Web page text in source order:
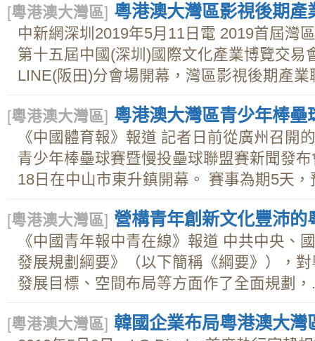
[粵港澳大灣區] 粵港澳大灣區影視後期產
中新網深圳2019年5月11日電 2019首屆灣
第十五屆中國(深圳)國際文化產業博覽交易
LINE(阪田)分會場開幕，灣區影視後期產業
[粵港澳大灣區] 粵港澳大灣區青少年棒壘
《中國體育報》報道 記者日前從廣州召開
青少年棒壘球賽暨慢投壘球聯盟賽新聞發
18日在中山市東升鎮開幕。 賽事為期5天，
[粵港澳大灣區] 營構青年創新文化豐沛的
《中國青年報中青在線》報道 中共中央、
發展規劃綱要》（以下簡稱《綱要》），
發展目標、空間布局等方面作了全面規劃，
[粵港澳大灣區] 韓國企業布局粵港澳大灣